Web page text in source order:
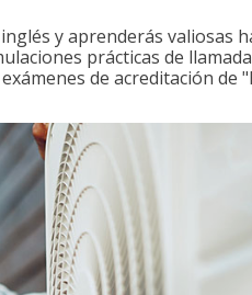
y aprenderás valiosas
prácticas de
de acreditación de